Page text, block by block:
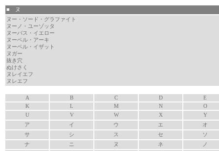
■ ヌ
ヌー・ソード・グラファイト
ヌーノ・ユーゾッタ
ヌーバス・イエロー
ヌーベル・アーキ
ヌーベル・イザット
ヌガー
抜き穴
ぬけさく
ヌレイエフ
ヌレエフ
A B C D
E
K
L M N
O
U
V W X
Y
ア
イ ウ エ
オ
サ
シ ス セ
ソ
ナ
ニ ヌ ネ
ノ